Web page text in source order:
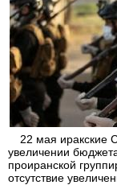
22 мая иракские
увеличении
проиранской
отсутствие